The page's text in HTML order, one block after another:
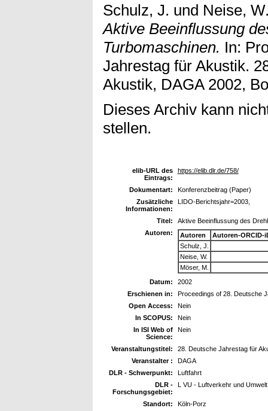
Schulz, J. und Neise,
Aktive Beeinflussung
Turbomaschinen. In:
Jahrestag für Akustik.
Akustik, DAGA 2002,
Dieses Archiv kann
stellen.
elib-URL des
Eintrags:
https://elib.dlr.de/758/
Dokumentart:
Konferenzbeitrag (Paper)
Zusätzliche
Informationen:
LIDO-Berichtsjahr=2003,
Titel:
Aktive Beeinflussung des
Autoren:
Autoren
Autoren-ORCID-
Schulz, J.
Neise, W.
Möser, M.
Datum:
2002
Erschienen in:
Proceedings of 28. Deutsche
Open Access:
Nein
In SCOPUS:
Nein
In ISI Web of
Science:
Nein
Veranstaltungstitel:
28. Deutsche Jahrestag für
Veranstalter :
DAGA
DLR - Schwerpunkt:
Luftfahrt
DLR -
Forschungsgebiet:
L VU - Luftverkehr und Umwelt
Standort:
Köln-Porz